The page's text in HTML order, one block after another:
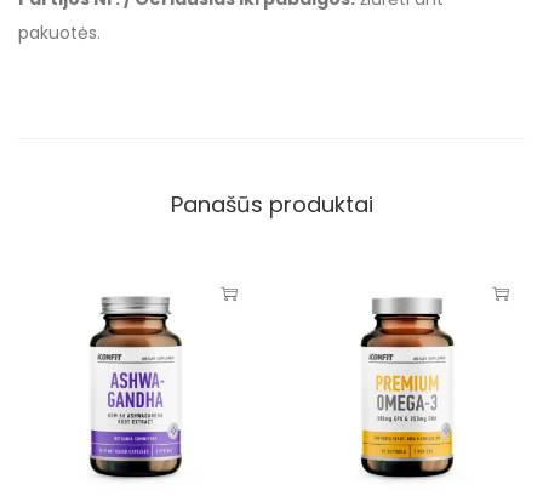
pakuotės.
Panašūs produktai